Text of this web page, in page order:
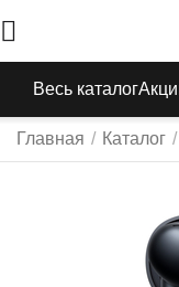
Весь каталог
Главная / Каталог /